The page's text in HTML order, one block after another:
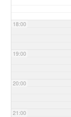
18:00
19:00
20:00
21:00